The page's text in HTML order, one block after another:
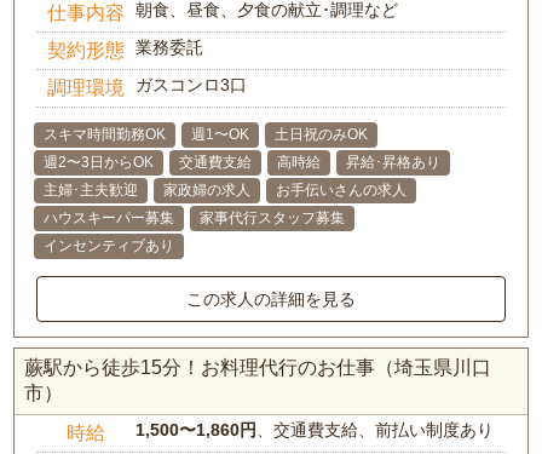
仕事内容 朝食、昼食、夕食の献立･調理など
契約形態 業務委託
調理環境 ガスコンロ3口
スキマ時間勤務OK 週1〜OK
土日祝のみOK
週2〜3日からOK
交通費支給 高時給
昇給･昇格あり
主婦･主夫歓迎
家政婦の求人
お手伝いさんの求人
ハウスキーパー募集
家事代行スタッフ募集
インセンティブあり
この求人の詳細を見る
蕨駅から徒歩15分！お料理代行のお仕事（埼玉県川口
市）
時給 1,500〜1,860円 、交通費支給、前払い制度あり